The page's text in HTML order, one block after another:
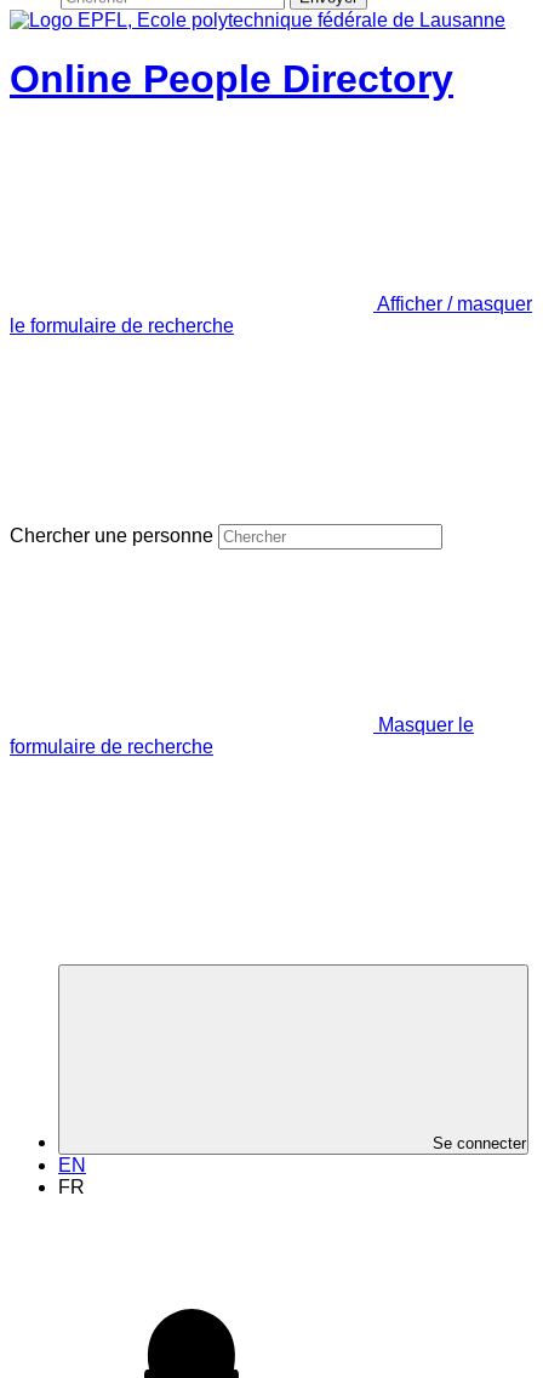
Online People Directory
Afficher / masquer
le formulaire de recherche
Chercher une personne
Masquer le
formulaire de recherche
Se connecter
EN
FR